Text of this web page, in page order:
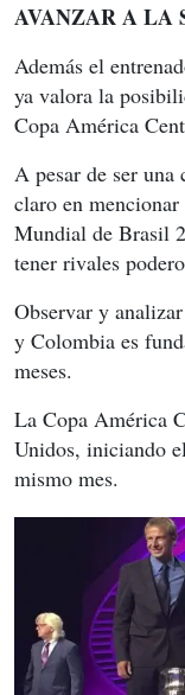
AVANZAR A LA
Además el
ya valora la
Copa América
A pesar de ser
claro en
Mundial de Brasil
tener rivales
Observar y
y Colombia es
meses.
La Copa América
Unidos, iniciando
mismo mes.